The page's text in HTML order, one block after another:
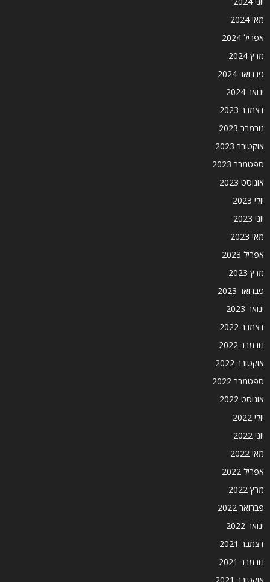
מאי 2024
אפריל 2024
מרץ 2024
פברואר 2024
ינואר 2024
דצמבר 2023
נובמבר 2023
אוקטובר 2023
ספטמבר 2023
אוגוסט 2023
יולי 2023
יוני 2023
מאי 2023
אפריל 2023
מרץ 2023
פברואר 2023
ינואר 2023
דצמבר 2022
נובמבר 2022
אוקטובר 2022
ספטמבר 2022
אוגוסט 2022
יולי 2022
יוני 2022
מאי 2022
אפריל 2022
מרץ 2022
פברואר 2022
ינואר 2022
דצמבר 2021
נובמבר 2021
אוקטובר 2021